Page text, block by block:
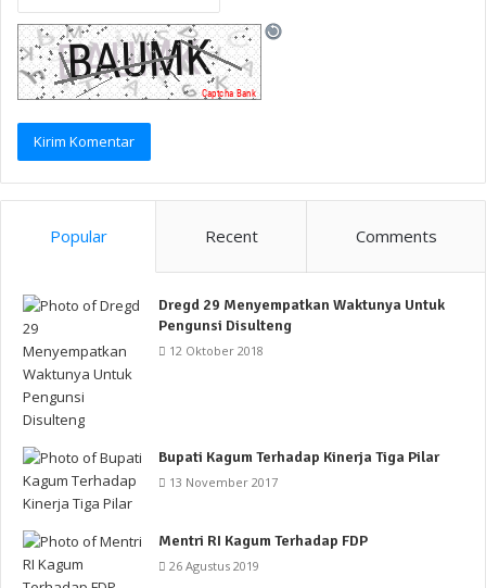
Popular Recent Comments
Dregd 29 Menyempatkan Waktunya Untuk
Pengunsi Disulteng
12 Oktober 2018
Bupati Kagum Terhadap Kinerja Tiga Pilar
13 November 2017
Mentri RI Kagum Terhadap FDP
26 Agustus 2019